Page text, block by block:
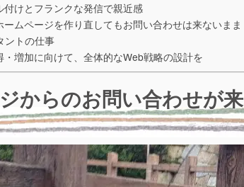
付けとフランクな発信で親近感
ムページを作り直してもお問い合わせは来ないまま
ントの仕事
・増加に向けて、全体的なWeb戦略の設計を
からのお問い合わせが